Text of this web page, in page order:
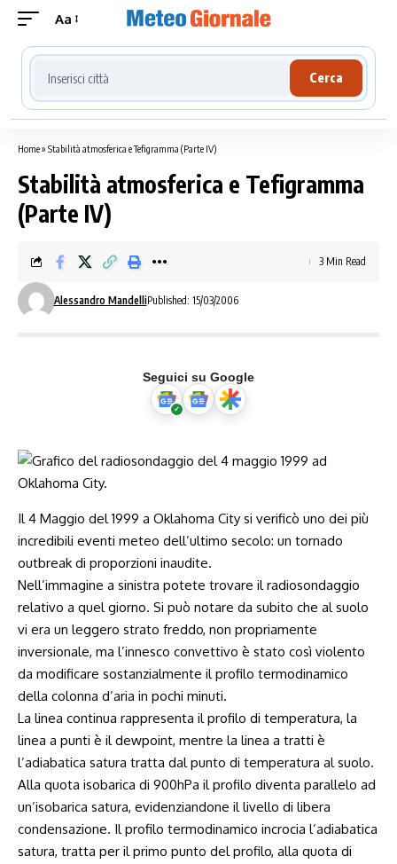
Aa
Cerca località meteo
Cerca
Home» Stabilità atmosferica e Tefigramma (Parte IV)
Stabilità atmosferica e Tefigramma
(Parte IV)
Alessandro MandelliPublished: 15/03/2006
3 Min Read
Seguici su Google
Il 4 Maggio del 1999 a Oklahoma City si verificò uno dei più
incredibili eventi meteo dell’ultimo secolo: un tornado
outbreak di proporzioni inaudite.
Nell’immagine a sinistra potete trovare il radiosondaggio
relativo a quel giorno. Si può notare da subito che al suolo
vi era un leggero strato freddo, non propriamente
inversionale, ma l’innesco convettivo è stato così violento
da modificare sostanzialmente il profilo termodinamico
della colonna d’aria in pochi minuti.
La linea continua rappresenta il profilo di temperatura, la
linea a punti è il dewpoint, mentre la linea a tratti è
l’adiabatica satura tratta dal punto di temperatura al suolo.
Alla quota isobarica di 900hPa il profilo diventa parallelo ad
un’isobarica satura, evidenziandone il livello di libera
condensazione. Il profilo termodinamico incrocia l’adiabatica
satura, tratta per il primo punto del profilo, alla quota di